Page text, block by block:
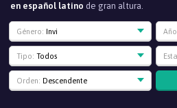
en español latino de gran altura.
Género: Invi
Tipo: Todos
Orden: Descendente